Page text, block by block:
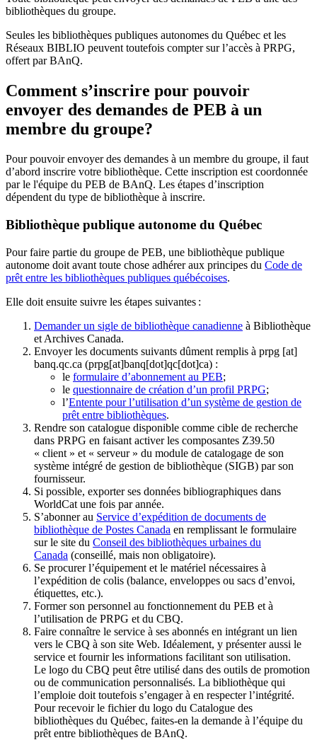
bibliothèques du groupe.
Seules les bibliothèques publiques autonomes du Québec et les
Réseaux BIBLIO peuvent toutefois compter sur l’accès à PRPG,
offert par BAnQ.
Comment s’inscrire pour pouvoir
envoyer des demandes de PEB à un
membre du groupe?
Pour pouvoir envoyer des demandes à un membre du groupe, il faut
d’abord inscrire votre bibliothèque. Cette inscription est coordonnée
par le l'équipe du PEB de BAnQ. Les étapes d’inscription
dépendent du type de bibliothèque à inscrire.
Bibliothèque publique autonome du Québec
Pour faire partie du groupe de PEB, une bibliothèque publique
autonome doit avant toute chose adhérer aux principes du Code de
prêt entre les bibliothèques publiques québécoises.
Elle doit ensuite suivre les étapes suivantes :
Demander un sigle de bibliothèque canadienne à Bibliothèque
et Archives Canada.
Envoyer les documents suivants dûment remplis à prpg [at]
banq.qc.ca (prpg[at]banq[dot]qc[dot]ca) :
le formulaire d’abonnement au PEB;
le questionnaire de création d’un profil PRPG;
l’Entente pour l’utilisation d’un système de gestion de
prêt entre bibliothèques.
Rendre son catalogue disponible comme cible de recherche
dans PRPG en faisant activer les composantes Z39.50
« client » et « serveur » du module de catalogage de son
système intégré de gestion de bibliothèque (SIGB) par son
fournisseur.
Si possible, exporter ses données bibliographiques dans
WorldCat une fois par année.
S’abonner au Service d’expédition de documents de
bibliothèque de Postes Canada en remplissant le formulaire
sur le site du Conseil des bibliothèques urbaines du
Canada (conseillé, mais non obligatoire).
Se procurer l’équipement et le matériel nécessaires à
l’expédition de colis (balance, enveloppes ou sacs d’envoi,
étiquettes, etc.).
Former son personnel au fonctionnement du PEB et à
l’utilisation de PRPG et du CBQ.
Faire connaître le service à ses abonnés en intégrant un lien
vers le CBQ à son site Web. Idéalement, y présenter aussi le
service et fournir les informations facilitant son utilisation.
Le logo du CBQ peut être utilisé dans des outils de promotion
ou de communication personnalisés. La bibliothèque qui
l’emploie doit toutefois s’engager à en respecter l’intégrité.
Pour recevoir le fichier du logo du Catalogue des
bibliothèques du Québec, faites-en la demande à l’équipe du
prêt entre bibliothèques de BAnQ.